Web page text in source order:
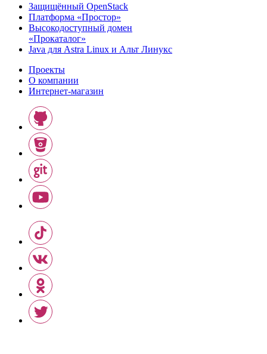
Защищённый OpenStack
Платформа «Простор»
Высокодоступный домен
«Прокаталог»
Java для Astra Linux и Альт Линукс
Проекты
О компании
Интернет-магазин